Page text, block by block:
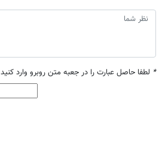
* لطفا حاصل عبارت را در جعبه متن روبرو وارد کنید